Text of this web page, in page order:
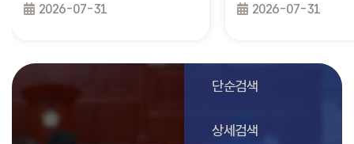
2026-07-31 2026-07-31
단순검색
상세검색